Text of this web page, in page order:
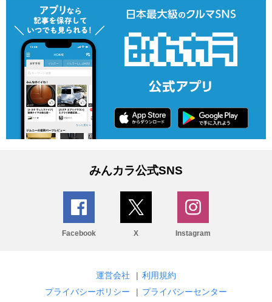
みんカラ公式SNS
Facebook X Instagram
運営会社 | 利用規約
プライバシーポリシー
| プライバシーセンター